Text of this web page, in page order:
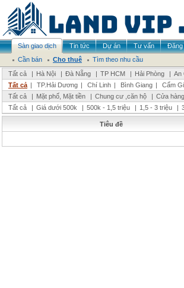
Sàn giao dịch Tin tức Dự án Tư vấn Đăng
Cần bán
Cho thuê
Tìm theo nhu cầu
Tất cả
| Hà Nội | Đà Nẵng | TP HCM | Hải Phòng | An
Tất cả | TP.Hải Dương | Chí Linh | Bình Giang | Cẩm
Tất cả
| Mặt phố, Mặt tiền | Chung cư ,căn hộ | Cửa
Tất cả
| Giá dưới 500k | 500k - 1,5 triệu | 1,5 - 3 triệu |
Tiêu đề